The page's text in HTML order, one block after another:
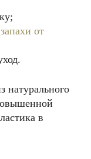
запахи от
натурального
в